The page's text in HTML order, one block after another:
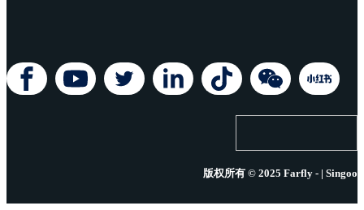
版权所有 © 2025 Farfly - | Singoo